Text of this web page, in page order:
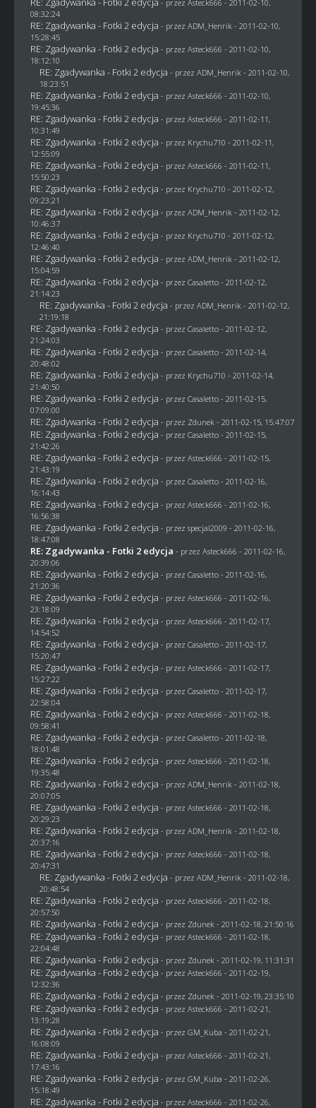
- przez Asteck666 - 2011-02-10,
08:32:24
RE: Zgadywanka - Fotki 2 edycja - przez ADM_Henrik- 2011-02-10,
15:28:45
RE: Zgadywanka - Fotki 2 edycja - przez Asteck666 - 2011-02-10,
18:12:10
RE: Zgadywanka - Fotki 2 edycja - przez ADM_Henrik- 2011-02-10,
18:23:51
RE: Zgadywanka - Fotki 2 edycja - przez Asteck666 - 2011-02-10,
19:45:36
RE: Zgadywanka - Fotki 2 edycja - przez Asteck666 - 2011-02-11,
10:31:49
RE: Zgadywanka - Fotki 2 edycja - przez Krychu710 - 2011-02-11,
12:55:09
RE: Zgadywanka - Fotki 2 edycja - przez Asteck666 - 2011-02-11,
15:50:23
RE: Zgadywanka - Fotki 2 edycja - przez Krychu710 - 2011-02-12,
09:23:21
RE: Zgadywanka - Fotki 2 edycja - przez ADM_Henrik- 2011-02-12,
10:46:37
RE: Zgadywanka - Fotki 2 edycja - przez Krychu710 - 2011-02-12,
12:46:40
RE: Zgadywanka - Fotki 2 edycja - przez ADM_Henrik- 2011-02-12,
15:04:59
RE: Zgadywanka - Fotki 2 edycja - przez Casaletto- 2011-02-12,
21:14:23
RE: Zgadywanka - Fotki 2 edycja - przez ADM_Henrik- 2011-02-12,
21:19:18
RE: Zgadywanka - Fotki 2 edycja - przez Casaletto- 2011-02-12,
21:24:03
RE: Zgadywanka - Fotki 2 edycja - przez Casaletto- 2011-02-14,
20:48:02
RE: Zgadywanka - Fotki 2 edycja - przez Krychu710 - 2011-02-14,
21:40:50
RE: Zgadywanka - Fotki 2 edycja - przez Casaletto- 2011-02-15,
07:09:00
RE: Zgadywanka - Fotki 2 edycja - przez Zdunek- 2011-02-15, 15:47:07
RE: Zgadywanka - Fotki 2 edycja - przez Casaletto- 2011-02-15,
21:42:26
RE: Zgadywanka - Fotki 2 edycja - przez Asteck666 - 2011-02-15,
21:43:19
RE: Zgadywanka - Fotki 2 edycja - przez Casaletto- 2011-02-16,
16:14:43
RE: Zgadywanka - Fotki 2 edycja - przez Asteck666 - 2011-02-16,
16:56:38
RE: Zgadywanka - Fotki 2 edycja - przez specjal2009 - 2011-02-16,
18:47:08
RE: Zgadywanka - Fotki 2 edycja - przez Asteck666 - 2011-02-16,
20:39:06
RE: Zgadywanka - Fotki 2 edycja - przez Casaletto- 2011-02-16,
21:20:36
RE: Zgadywanka - Fotki 2 edycja - przez Asteck666 - 2011-02-16,
23:18:09
RE: Zgadywanka - Fotki 2 edycja - przez Asteck666 - 2011-02-17,
14:54:52
RE: Zgadywanka - Fotki 2 edycja - przez Casaletto- 2011-02-17,
15:20:47
RE: Zgadywanka - Fotki 2 edycja - przez Asteck666 - 2011-02-17,
15:27:22
RE: Zgadywanka - Fotki 2 edycja - przez Casaletto- 2011-02-17,
22:58:04
RE: Zgadywanka - Fotki 2 edycja - przez Asteck666 - 2011-02-18,
09:58:41
RE: Zgadywanka - Fotki 2 edycja - przez Casaletto- 2011-02-18,
18:01:48
RE: Zgadywanka - Fotki 2 edycja - przez Asteck666 - 2011-02-18,
19:35:48
RE: Zgadywanka - Fotki 2 edycja - przez ADM_Henrik- 2011-02-18,
20:07:05
RE: Zgadywanka - Fotki 2 edycja - przez Asteck666 - 2011-02-18,
20:29:23
RE: Zgadywanka - Fotki 2 edycja - przez ADM_Henrik- 2011-02-18,
20:37:16
RE: Zgadywanka - Fotki 2 edycja - przez Asteck666 - 2011-02-18,
20:47:31
RE: Zgadywanka - Fotki 2 edycja - przez ADM_Henrik- 2011-02-18,
20:48:54
RE: Zgadywanka - Fotki 2 edycja - przez Asteck666 - 2011-02-18,
20:57:50
RE: Zgadywanka - Fotki 2 edycja - przez Zdunek- 2011-02-18, 21:50:16
RE: Zgadywanka - Fotki 2 edycja - przez Asteck666 - 2011-02-18,
22:04:48
RE: Zgadywanka - Fotki 2 edycja - przez Zdunek- 2011-02-19, 11:31:31
RE: Zgadywanka - Fotki 2 edycja - przez Asteck666 - 2011-02-19,
12:32:36
RE: Zgadywanka - Fotki 2 edycja - przez Zdunek- 2011-02-19, 23:35:10
RE: Zgadywanka - Fotki 2 edycja - przez Asteck666 - 2011-02-21,
13:19:28
RE: Zgadywanka - Fotki 2 edycja - przez GM_Kuba - 2011-02-21,
16:08:09
RE: Zgadywanka - Fotki 2 edycja - przez Asteck666 - 2011-02-21,
17:43:16
RE: Zgadywanka - Fotki 2 edycja - przez GM_Kuba - 2011-02-26,
15:18:49
RE: Zgadywanka - Fotki 2 edycja - przez Asteck666 - 2011-02-26,